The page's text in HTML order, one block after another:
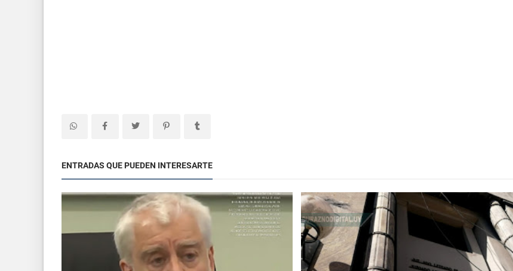
ENTRADAS QUE PUEDEN INTERESARTE